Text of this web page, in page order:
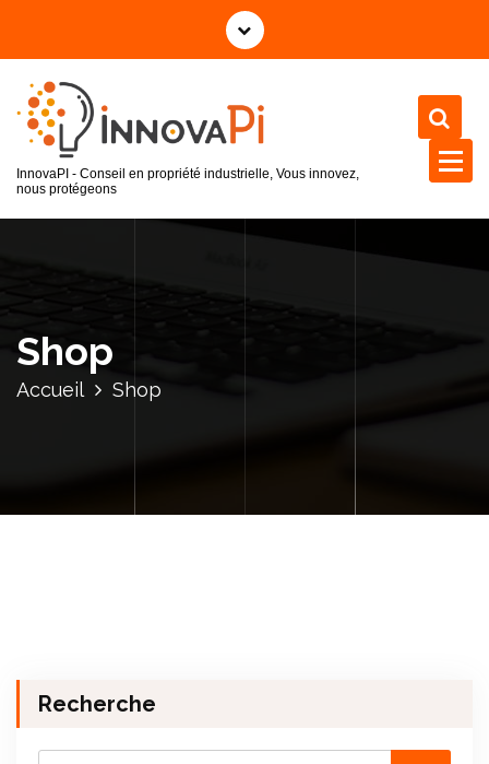
InnovaPI - Conseil en propriété industrielle, Vous innovez,
nous protégeons
Shop
Accueil Shop
Recherche